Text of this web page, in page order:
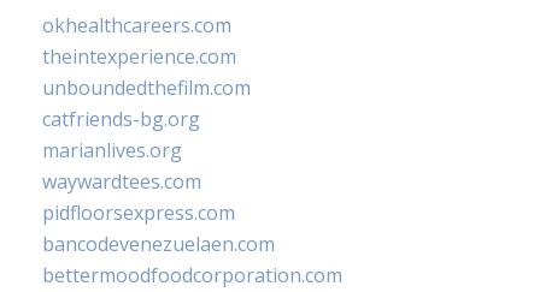
okhealthcareers.com
theintexperience.com
unboundedthefilm.com
catfriends-bg.org
marianlives.org
waywardtees.com
pidfloorsexpress.com
bancodevenezuelaen.com
bettermoodfoodcorporation.com